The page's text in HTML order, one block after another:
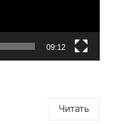
09:12
Читать